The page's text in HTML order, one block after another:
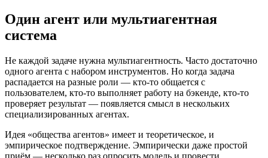
Один агент или мультиагентная
система
Не каждой задаче нужна мультиагентность. Часто достаточно
одного агента с набором инструментов. Но когда задача
распадается на разные роли — кто-то общается с
пользователем, кто-то выполняет работу на бэкенде, кто-то
проверяет результат — появляется смысл в нескольких
специализированных агентах.
Идея «общества агентов» имеет и теоретическое, и
эмпирическое подтверждение. Эмпирически даже простой